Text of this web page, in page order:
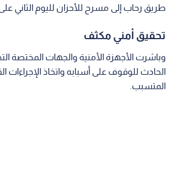
طريق رحاب إلى مسرح للأحزان لليوم الثاني على
تحقيق أمني مكثف
وباشرت الأجهزة الأمنية والجهات المختصة
الحادث للوقوف على أسبابه واتخاذ الإجراءات
المتسبب.